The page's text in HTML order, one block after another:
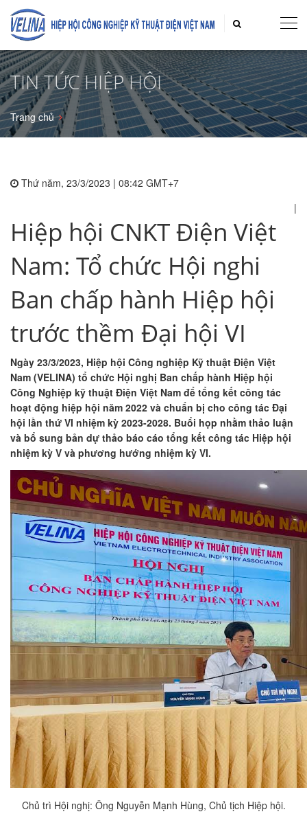
TIN TỨC HIỆP HỘI
Trang chủ
Thứ năm, 23/3/2023 | 08:42 GMT+7
|
Hiệp hội CNKT Điện Việt
Nam: Tổ chức Hội nghi
Ban chấp hành Hiệp hội
trước thềm Đại hội VI
Ngày 23/3/2023, Hiệp hội Công nghiệp Kỹ thuật Điện Việt
Nam (VELINA) tổ chức Hội nghị Ban chấp hành Hiệp hội
Công Nghiệp kỹ thuật Điện Việt Nam để tổng kết công tác
hoạt động hiệp hội năm 2022 và chuẩn bị cho công tác Đại
hội lần thứ VI nhiệm kỳ 2023-2028. Buổi họp nhằm thảo luận
và bổ sung bản dự thảo báo cáo tổng kết công tác Hiệp hội
nhiệm kỳ V và phương hướng nhiệm kỳ VI.
Chủ trì Hội nghị: Ông Nguyễn Mạnh Hùng, Chủ tịch Hiệp hội.